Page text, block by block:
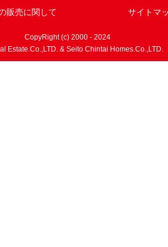
販売に関して サイトマ
CopyRight (c) 2000 - 2024
Estate.Co.,LTD. & Seito Chintai Homes.Co.,LTD.